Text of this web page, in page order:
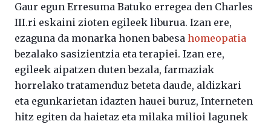
Gaur egun Erresuma Batuko erregea den Charles
III.ri eskaini zioten egileek liburua. Izan ere,
ezaguna da monarka honen babesa homeopatia
bezalako sasizientzia eta terapiei. Izan ere,
egileek aipatzen duten bezala, farmaziak
horrelako tratamenduz beteta daude, aldizkari
eta egunkarietan idazten hauei buruz, Interneten
hitz egiten da haietaz eta milaka milioi lagunek